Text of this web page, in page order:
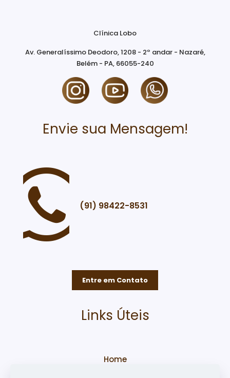
Clínica Lobo
Av. Generalíssimo Deodoro, 1208 - 2º andar - Nazaré,
Belém - PA, 66055-240
Envie sua Mensagem!
(91) 98422-8531
Entre em Contato
Links Úteis
Home